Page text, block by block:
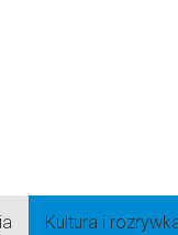
Kultura i